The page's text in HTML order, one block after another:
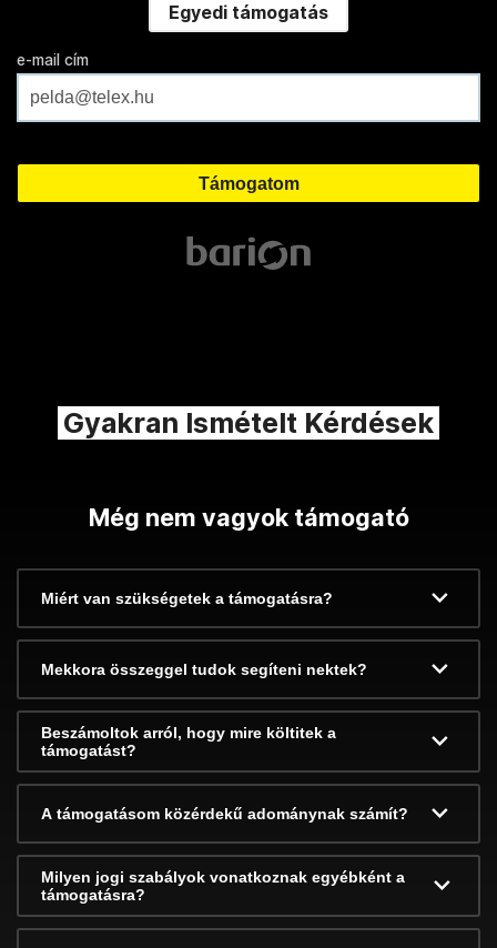
Egyedi támogatás
e-mail cím
Gyakran Ismételt Kérdések
Még nem vagyok támogató
Miért van szükségetek a támogatásra?
Mekkora összeggel tudok segíteni nektek?
Beszámoltok arról, hogy mire költitek a
támogatást?
A támogatásom közérdekű adománynak számít?
Milyen jogi szabályok vonatkoznak egyébként a
támogatásra?